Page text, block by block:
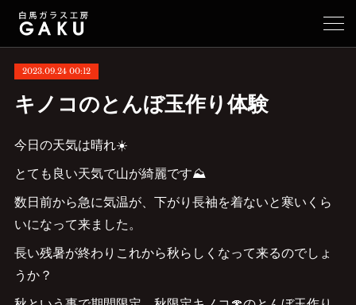
2023.09.24 00:12
キノコのとんぼ玉作り体験
今日の天気は晴れ☀️
とても良い天気で山が綺麗です⛰️
数日前から急に気温が、下がり長袖を着ないと寒いくら
いになって来ました。
長い残暑が終わりこれから秋らしくなって来るのでしょ
うか？